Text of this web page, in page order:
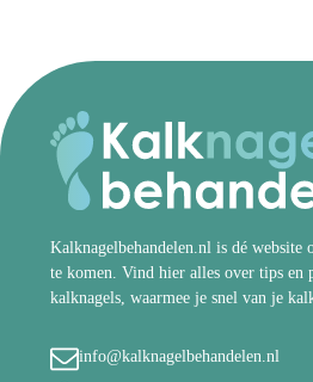
Kalknagelbehandelen.nl is dé website
te komen. Vind hier alles over tips en
kalknagels, waarmee je snel van je
info@kalknagelbehandelen.nl